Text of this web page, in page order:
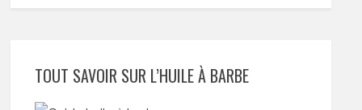
TOUT SAVOIR SUR L’HUILE À BARBE